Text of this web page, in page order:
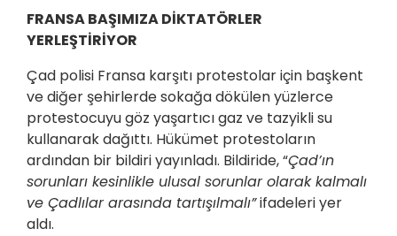
FRANSA BAŞIMIZA DİKTATÖRLER
YERLEŞTİRİYOR
Çad polisi Fransa karşıtı protestolar için başkent
ve diğer şehirlerde sokağa dökülen yüzlerce
protestocuyu göz yaşartıcı gaz ve tazyikli su
kullanarak dağıttı. Hükümet protestoların
ardından bir bildiri yayınladı. Bildiride, “Çad’ın
sorunları kesinlikle ulusal sorunlar olarak kalmalı
ve Çadlılar arasında tartışılmalı”ifadeleri yer
aldı.